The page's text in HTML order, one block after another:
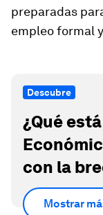
preparadas
empleo formal
Descubre
¿Qué
con la
Mostrar